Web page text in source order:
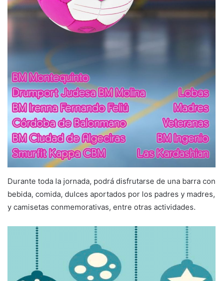
Durante toda la jornada, podrá disfrutarse de una barra con
bebida, comida, dulces aportados por los padres y madres,
y camisetas conmemorativas, entre otras actividades.